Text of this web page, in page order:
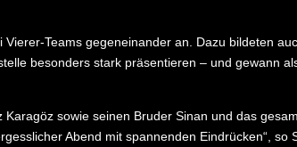
Teams gegeneinander an. Dazu bildeten
besonders stark präsentieren – und gewann
sowie seinen Bruder Sinan und das
Abend mit spannenden Eindrücken“, so